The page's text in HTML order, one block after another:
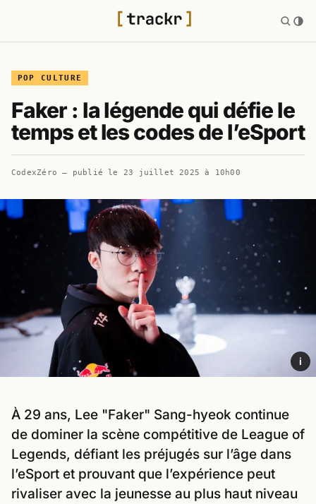
POP CULTURE
Faker : la légende qui défie le
temps et les codes de l’eSport
CodexZéro — publié le 23 juillet 2025 à 10h00
i
À 29 ans, Lee "Faker" Sang-hyeok continue
de dominer la scène compétitive de League of
Legends, défiant les préjugés sur l’âge dans
l’eSport et prouvant que l’expérience peut
rivaliser avec la jeunesse au plus haut niveau